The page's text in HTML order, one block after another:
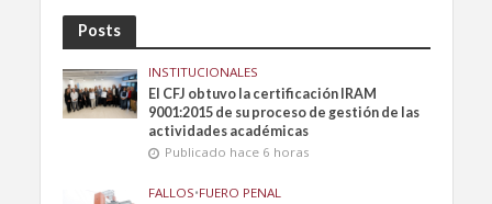
Posts
INSTITUCIONALES
El CFJ obtuvo la certificación IRAM
9001:2015 de su proceso de gestión de las
actividades académicas
Publicado hace 6 horas
FALLOS•FUERO PENAL